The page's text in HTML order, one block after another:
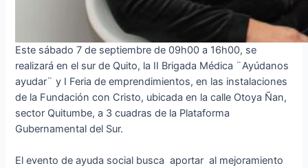
Este sábado 7 de septiembre de 09h00 a 16h00, se
realizará en el sur de Quito, la II Brigada Médica ¨Ayúdanos
ayudar¨ y I Feria de emprendimientos, en las instalaciones
de la Fundación con Cristo, ubicada en la calle Otoya Ñan,
sector Quitumbe, a 3 cuadras de la Plataforma
Gubernamental del Sur.
El evento de ayuda social busca aportar al mejoramiento